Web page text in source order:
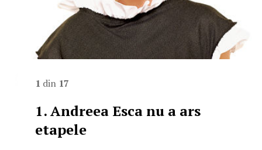
1 din 17
1. Andreea Esca nu a ars
etapele